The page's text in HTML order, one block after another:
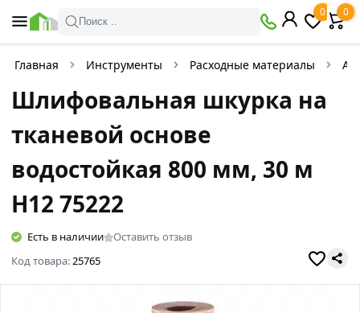
Поиск ..
0 0
Главная Инструменты Расходные материалы
Шлифовальная шкурка на
тканевой основе
водостойкая 800 мм, 30 м
Н12 75222
Есть в наличии
Оставить отзыв
Код товара:25765